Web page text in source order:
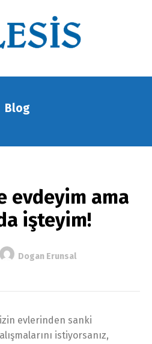
Blog
evdeyim ama
işteyim!
Dogan Erunsal
evlerinden sanki
istiyorsanız,